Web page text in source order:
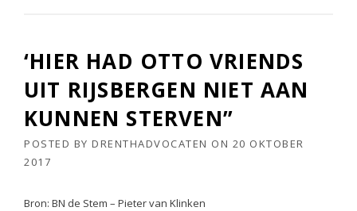
‘HIER HAD OTTO VRIENDS
UIT RIJSBERGEN NIET AAN
KUNNEN STERVEN”
POSTED BY DRENTHADVOCATEN ON 20 OKTOBER
2017
Bron: BN de Stem – Pieter van Klinken